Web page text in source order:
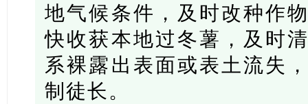
地气候条件，及时改种作
快收获本地过冬薯，及时
系裸露出表面或表土流失
制徒长。